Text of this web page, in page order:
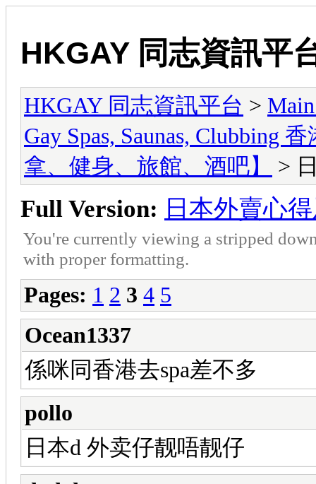
HKGAY 同志資訊平
HKGAY 同志資訊平台 >
Gay Spas, Saunas, Clubbing
拿、健身、旅館、酒吧】
>
Full Version: 日本外賣心
You're currently viewing a stripped
with proper formatting.
Pages: 1 2 3 4 5
Ocean1337
係咪同香港去spa差不多
pollo
日本d 外卖仔靓唔靓仔